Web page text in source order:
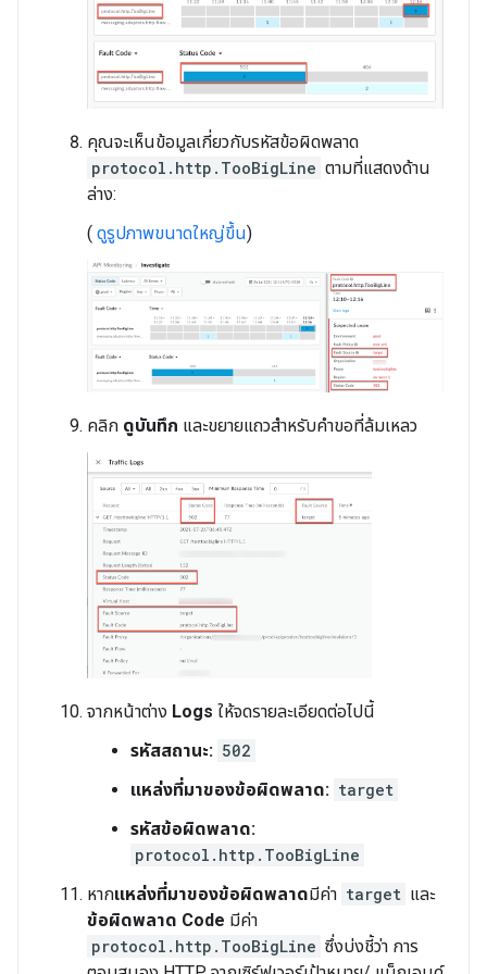
คุณจะเห็นข้อมูลเกี่ยวกับรหัสข้อผิดพลาด
protocol.http.TooBigLine ตามที่แสดงด้าน
ล่าง:
( ดูรูปภาพขนาดใหญ่ขึ้น)
คลิก ดูบันทึก และขยายแถวสำหรับคำขอที่ล้มเหลว
จากหน้าต่าง Logs ให้จดรายละเอียดต่อไปนี้
รหัสสถานะ: 502
แหล่งที่มาของข้อผิดพลาด: target
รหัสข้อผิดพลาด:
protocol.http.TooBigLine
หากแหล่งที่มาของข้อผิดพลาดมีค่า target และ
ข้อผิดพลาด Code มีค่า
protocol.http.TooBigLine ซึ่งบ่งชี้ว่า การ